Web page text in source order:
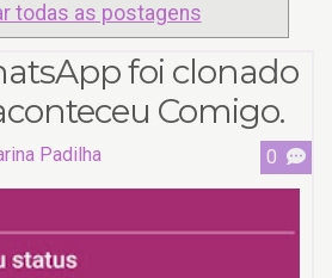
todas as postagens
foi clonado
Comigo.
Padilha 0